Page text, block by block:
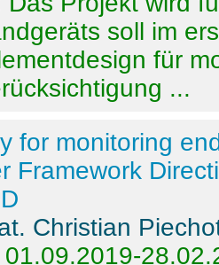
soll im
für
...
for monitoring
Framework
Christian